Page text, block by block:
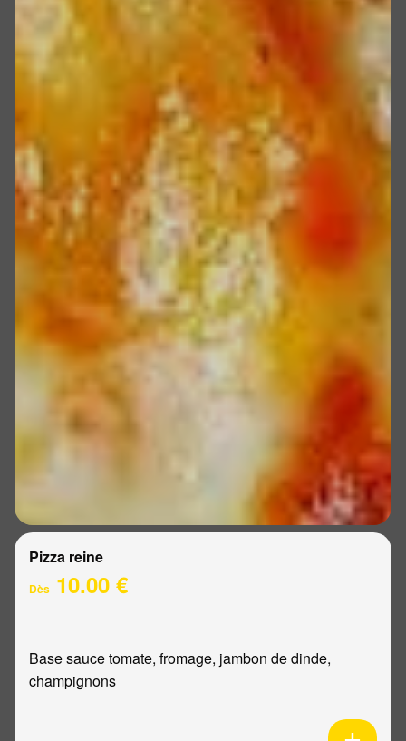
Pizza reine
Dès 10.00 €
Base sauce tomate, fromage, jambon de dinde,
champignons